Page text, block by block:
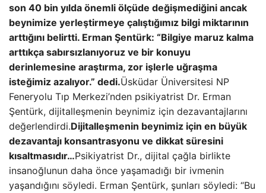
son 40 bin yılda önemli ölçüde değişmediğini ancak
beynimize yerleştirmeye çalıştığımız bilgi miktarının
arttığını belirtti. Erman Şentürk: “Bilgiye maruz kalma
arttıkça sabırsızlanıyoruz ve bir konuyu
derinlemesine araştırma, zor işlerle uğraşma
isteğimiz azalıyor.” dedi.Üsküdar Üniversitesi NP
Feneryolu Tıp Merkezi’nden psikiyatrist Dr. Erman
Şentürk, dijitalleşmenin beynimiz için dezavantajlarını
değerlendirdi.Dijitalleşmenin beynimiz için en büyük
dezavantajı konsantrasyonu ve dikkat süresini
kısaltmasıdır…Psikiyatrist Dr., dijital çağla birlikte
insanoğlunun daha önce yaşamadığı bir ivmenin
yaşandığını söyledi. Erman Şentürk, şunları söyledi: “Bu